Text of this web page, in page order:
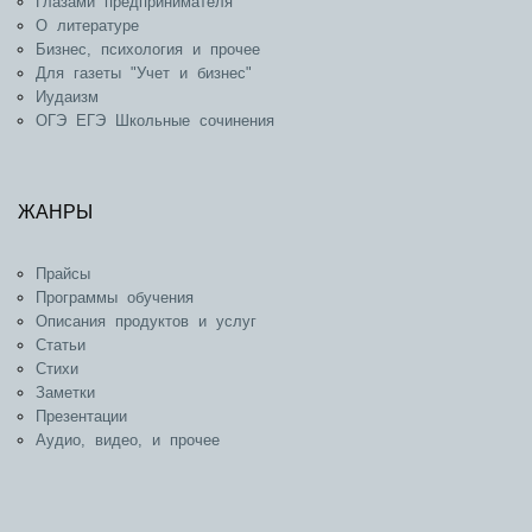
О литературе
Бизнес, психология и прочее
Для газеты "Учет и бизнес"
Иудаизм
ОГЭ ЕГЭ Школьные сочинения
ЖАНРЫ
Прайсы
Программы обучения
Описания продуктов и услуг
Статьи
Стихи
Заметки
Презентации
Аудио, видео, и прочее